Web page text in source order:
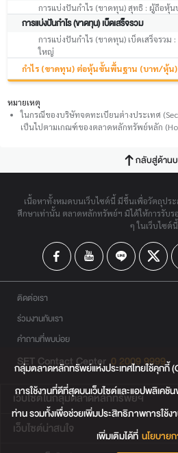
การแบ่งปันกำไร (ขาดทุน) สุทธิ : ผู้ถือหุ้
การแบ่งปันกำไร (ขาดทุน) เบ็ดเสร็จรวม
การแบ่งปันกำไร (ขาดทุน) เบ็ดเสร็จรวม
ใหญ่
กำไร (ขาดทุน) ต่อหุ้นขั้นพื้นฐาน (บาท/หุ้น)
หมายเหตุ
ในกรณีของบริษัทจดทะเบียนต่างประเทศ
เป็นไปตามเกณฑ์ของตลาดหลักทรัพย์หลัก
กลับสู่ด้าน
เนื้อหาทั้งหมดบนเว็บไซต์นี้ มีขึ้นเพื่อวัตถุปร
ศึกษาเท่านั้น ตลาดหลักทรัพย์ฯ มิได้ให้การรับ
ๆ ในเว็บไซต์นี้
ติดต่อเรา
ร่วมงานกับเรา
คำถามที่พบบ่อย
SET Contact Center 0 2009 9999
เว็บไซต์ในกลุ่มตลาดหลักทรัพย์ฯ
เว็บไซต์น่าสนใจ
กลุ่มตลาดหลักทรัพย์แห่งประเทศไทยใช้คุกกี้
การใช้งานที่ดีที่สุดบนเว็บไซต์และแอปพลิเค
ท่าน รวมทั้งเพื่อช่วยเพิ่มประสิทธิภาพการใช้
เพิ่มเติมได้ที่ นโยบาย